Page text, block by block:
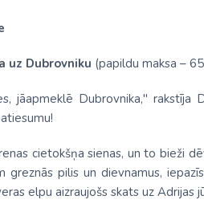
uz Dubrovniku (papildu maksa –
jāapmeklē Dubrovnika," rakstīja
cietokšņa sienas, un to bieži
greznās pilis un dievnamus,
elpu aizraujošs skats uz Adrijas